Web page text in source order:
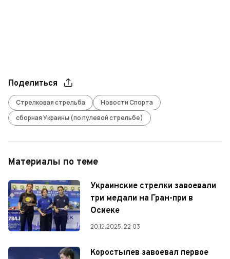
Поделиться
Стрелковая стрельба
Новости Спорта
сборная Украины (по пулевой стрельбе)
Материалы по теме
Украинские стрелки завоевали
три медали на Гран-при в
Осиеке
20.12.2025, 22:03
Коростылев завоевал первое